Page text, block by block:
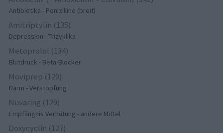
Antibiotika - Penizilline (breit)
Amitriptylin (135)
Depression - Trizyklika
Metoprolol (134)
Blutdruck - Beta-Blocker
Moviprep (129)
Darm - Verstopfung
Nuvaring (129)
Empfängnis Verhütung - andere Mittel
Doxycyclin (127)